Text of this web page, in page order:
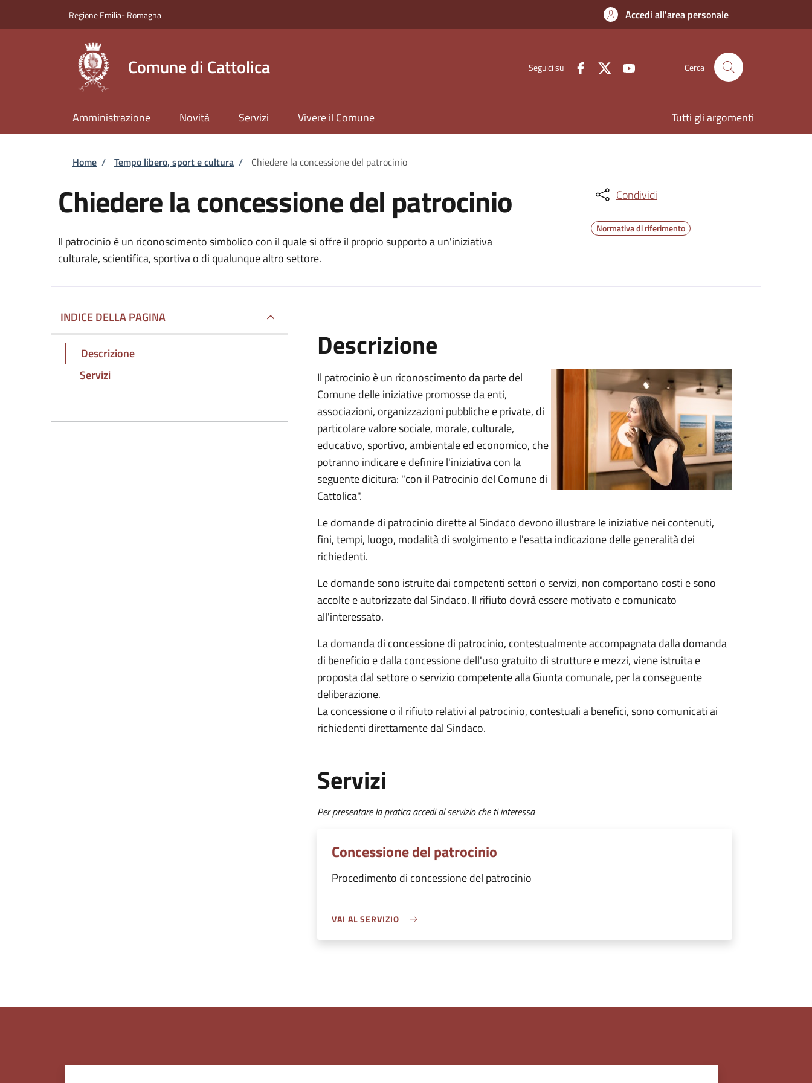
Regione Emilia- Romagna Accedi all'area personale
Comune di Cattolica Seguici su Cerca
Amministrazione Novità Servizi Vivere il Comune Tutti gli argomenti
Briciole di pane
Home / Tempo libero, sport e cultura / Chiedere la concessione del patrocinio
Chiedere la concessione del patrocinio
Il patrocinio è un riconoscimento simbolico con il quale si offre il proprio supporto a un'iniziativa
culturale, scientifica, sportiva o di qualunque altro settore.
Condividi
Normativa di riferimento
INDICE DELLA PAGINA
Descrizione
Servizi
Descrizione
Il patrocinio è un riconoscimento da parte del
Comune delle iniziative promosse da enti,
associazioni, organizzazioni pubbliche e private, di
particolare valore sociale, morale, culturale,
educativo, sportivo, ambientale ed economico, che
potranno indicare e definire l'iniziativa con la
seguente dicitura: "con il Patrocinio del Comune di
Cattolica".
Le domande di patrocinio dirette al Sindaco devono illustrare le iniziative nei contenuti,
fini, tempi, luogo, modalità di svolgimento e l'esatta indicazione delle generalità dei
richiedenti.
Le domande sono istruite dai competenti settori o servizi, non comportano costi e sono
accolte e autorizzate dal Sindaco. Il rifiuto dovrà essere motivato e comunicato
all'interessato.
La domanda di concessione di patrocinio, contestualmente accompagnata dalla domanda
di beneficio e dalla concessione dell'uso gratuito di strutture e mezzi, viene istruita e
proposta dal settore o servizio competente alla Giunta comunale, per la conseguente
deliberazione.
La concessione o il rifiuto relativi al patrocinio, contestuali a benefici, sono comunicati ai
richiedenti direttamente dal Sindaco.
Servizi
Per presentare la pratica accedi al servizio che ti interessa
Concessione del patrocinio
Procedimento di concessione del patrocinio
VAI AL SERVIZIO